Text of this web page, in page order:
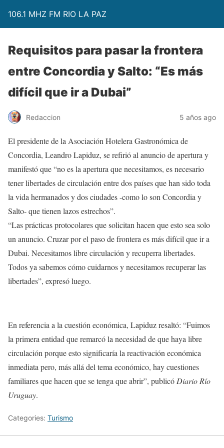
106.1 MHZ FM RIO LA PAZ
Requisitos para pasar la frontera
entre Concordia y Salto: “Es más
difícil que ir a Dubai”
Redaccion 5 años ago
El presidente de la Asociación Hotelera Gastronómica de
Concordia, Leandro Lapiduz, se refirió al anuncio de apertura y
manifestó que “no es la apertura que necesitamos, es necesario
tener libertades de circulación entre dos países que han sido toda
la vida hermanados y dos ciudades -como lo son Concordia y
Salto- que tienen lazos estrechos”.
“Las prácticas protocolares que solicitan hacen que esto sea solo
un anuncio. Cruzar por el paso de frontera es más difícil que ir a
Dubai. Necesitamos libre circulación y recuperra libertades.
Todos ya sabemos cómo cuidarnos y necesitamos recuperar las
libertades”, expresó luego.
En referencia a la cuestión económica, Lapiduz resaltó: “Fuimos
la primera entidad que remarcó la necesidad de que haya libre
circulación porque esto significaría la reactivación económica
inmediata pero, más allá del tema económico, hay cuestiones
familiares que hacen que se tenga que abrir”, publicó Diario Río
Uruguay.
Categories: Turismo